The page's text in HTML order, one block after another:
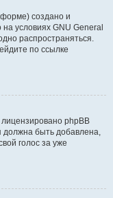
создано и
условиях GNU General
распространяться.
по ссылке
phpBB
должна быть добавлена,
голос за уже